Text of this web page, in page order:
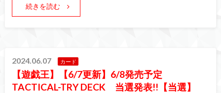
続きを読む
2024.06.07 カード
【遊戯王】【6/7更新】6/8発売予定
TACTICAL-TRY DECK 当選発表!!【当選】